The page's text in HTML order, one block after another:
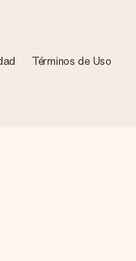
Términos de Uso